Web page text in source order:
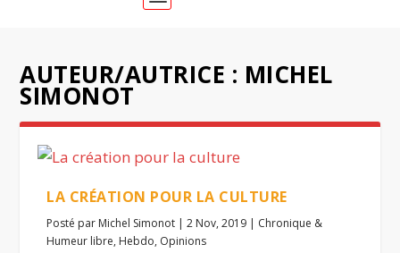
AUTEUR/AUTRICE : MICHEL
SIMONOT
LA CRÉATION POUR LA CULTURE
Posté par Michel Simonot |2 Nov, 2019 | Chronique &
Humeur libre, Hebdo, Opinions